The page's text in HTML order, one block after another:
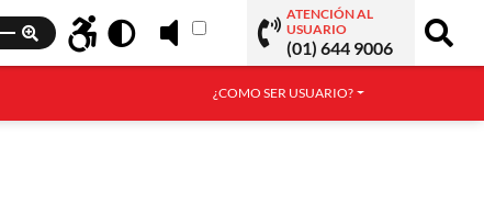
ATENCIÓN AL
USUARIO
(01) 644 9006
¿COMO SER USUARIO?